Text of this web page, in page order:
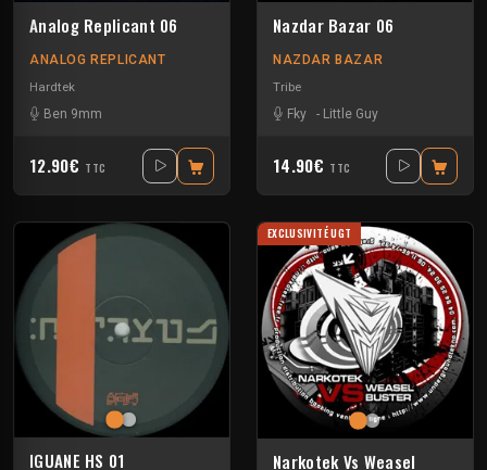
Analog Replicant 06
ANALOG REPLICANT
Hardtek
Ben 9mm
12.90€ TTC
Nazdar Bazar 06
NAZDAR BAZAR
Tribe
Fky
- Little Guy
14.90€ TTC
IGUANE HS 01
EXCLUSIVITÉ UGT
Narkotek Vs Weasel